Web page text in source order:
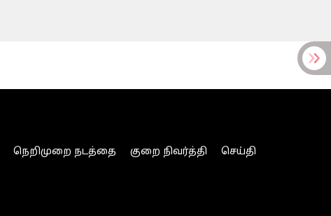
நெறிமுறை நடத்தை குறை நிவர்த்தி
செய்தி